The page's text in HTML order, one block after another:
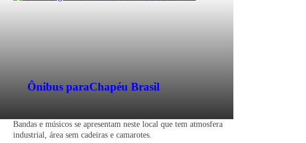
Ônibus paraChapéu Brasil
Bandas e músicos se apresentam neste local que tem atmosfera
industrial, área sem cadeiras e camarotes.